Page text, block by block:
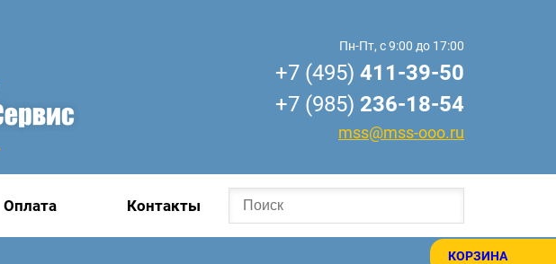
КОРЗИНА
Пн-Пт, с 9:00 до 17:00
+7 (495) 411-39-50
+7 (985) 236-18-54
mss@mss-ooo.ru
Оплата Контакты